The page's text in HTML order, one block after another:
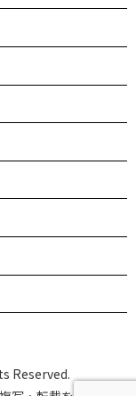
Reserved.